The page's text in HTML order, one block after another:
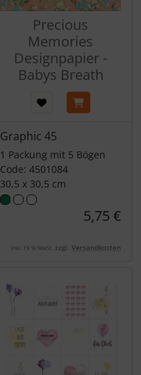
Precious
Memories
Designpapier -
Babys Breath
Graphic 45
1 Packung mit 5 Bögen
Code: 4501084
30,5 x 30,5 cm
5,75 €
inkl. 19 % MwSt. zzgl. Versandkosten